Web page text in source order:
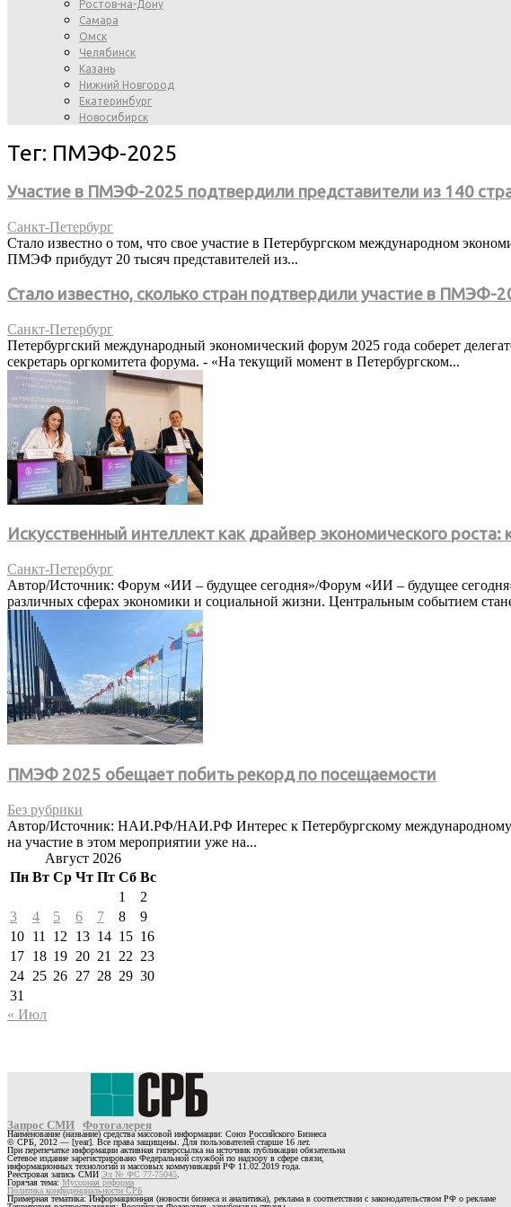
Ростов-на-Дону
Самара
Омск
Челябинск
Казань
Нижний Новгород
Екатеринбург
Новосибирск
Тег: ПМЭФ-2025
Участие в ПМЭФ-2025 подтвердили представители из 140
Санкт-Петербург
Стало известно о том, что свое участие в Петербургском международном
ПМЭФ прибудут 20 тысяч представителей из...
Стало известно, сколько стран подтвердили участие в ПМЭФ-
Санкт-Петербург
Петербургский международный экономический форум 2025 года соберет
секретарь оргкомитета форума. - «На текущий момент в Петербургском...
Искусственный интеллект как драйвер экономического
Санкт-Петербург
Автор/Источник: Форум «ИИ – будущее сегодня»/Форум «ИИ – будущее
различных сферах экономики и социальной жизни. Центральным событием
ПМЭФ 2025 обещает побить рекорд по посещаемости
Без рубрики
Автор/Источник: НАИ.РФ/НАИ.РФ Интерес к Петербургскому международному
на участие в этом мероприятии уже на...
Август 2026
Пн Вт Ср Чт Пт Сб Вс
1
2
3
4 5 6 7 8
9
10 11 12 13 14 15 16
17 18 19 20 21 22 23
24 25 26 27 28 29 30
31
« Июл
Запрос СМИ Фотогалерея
Наименование (название) средства массовой информации: Союз Российского Бизнеса
© СРБ, 2012 — [year]. Все права защищены. Для пользователей старше 16 лет.
При перепечатке информации активная гиперссылка на источник публикации обязательна
Сетевое издание зарегистрировано Федеральной службой по надзору в сфере связи,
информационных технологий и массовых коммуникаций РФ 11.02.2019 года.
Реестровая запись СМИ Эл № ФС 77-75045
Горячая тема: Мусорная реформа
Политика конфиденциальности СРБ
Примерная тематика: Информационная (новости бизнеса и аналитика), реклама в соответствии с законодательством РФ о рекламе